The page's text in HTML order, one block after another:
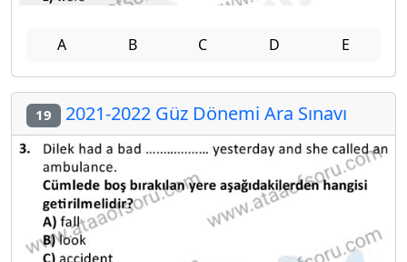
A B C D E
19 2021-2022 Güz Dönemi Ara Sınavı